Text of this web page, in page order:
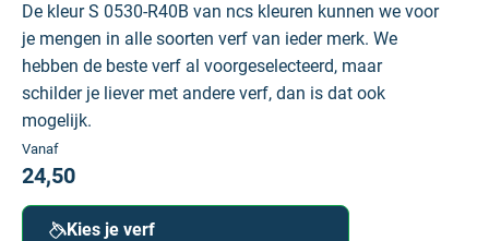
De kleur S 0530-R40B van ncs kleuren kunnen we voor
je mengen in alle soorten verf van ieder merk. We
hebben de beste verf al voorgeselecteerd, maar
schilder je liever met andere verf, dan is dat ook
mogelijk.
Vanaf
24,50
Kies je verf